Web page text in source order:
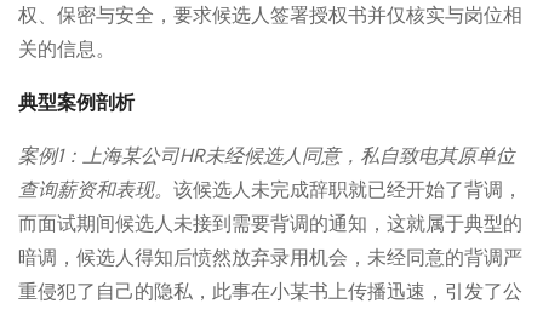
权、保密与安全，要求候选人签署授权书并仅核实与岗位相
关的信息。
典型案例剖析
案例1：上海某公司HR未经候选人同意，私自致电其原单位
查询薪资和表现。 该候选人未完成辞职就已经开始了背调，
而面试期间候选人未接到需要背调的通知，这就属于典型的
暗调，候选人得知后愤然放弃录用机会，未经同意的背调严
重侵犯了自己的隐私，此事在小某书上传播迅速，引发了公